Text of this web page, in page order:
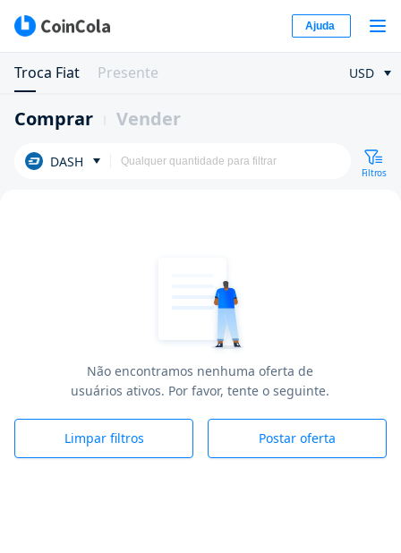
Ajuda
Troca Fiat Presente USD
Comprar Vender
DASH
Filtros
Não encontramos nenhuma oferta de
usuários ativos. Por favor, tente o seguinte.
Limpar filtros Postar oferta